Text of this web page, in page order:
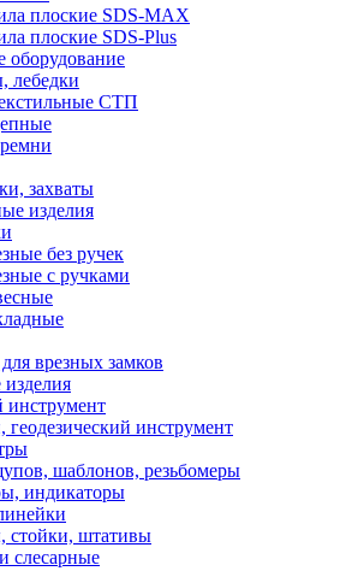
плоские SDS-MAX
плоские SDS-Plus
оборудование
лебедки
СТП
захваты
изделия
без ручек
с ручками
врезных замков
инструмент
геодезический инструмент
шаблонов, резьбомеры
индикаторы
стойки, штативы
слесарные